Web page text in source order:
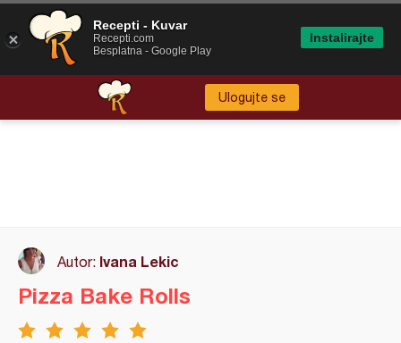
Ulogujte se
Autor: Ivana Lekic
Pizza Bake Rolls
Recepti - Kuvar
Recepti.com
Besplatna - Google Play
Instalirajte